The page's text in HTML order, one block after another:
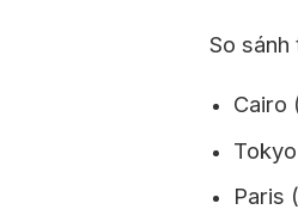
So sánh
Cairo
Paris